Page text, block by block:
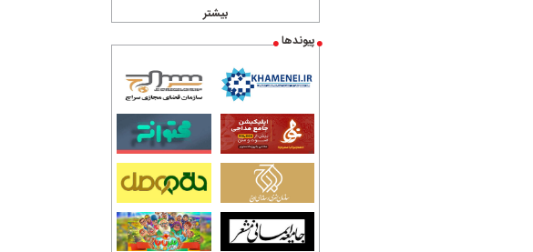
بیشتر
پیوندها